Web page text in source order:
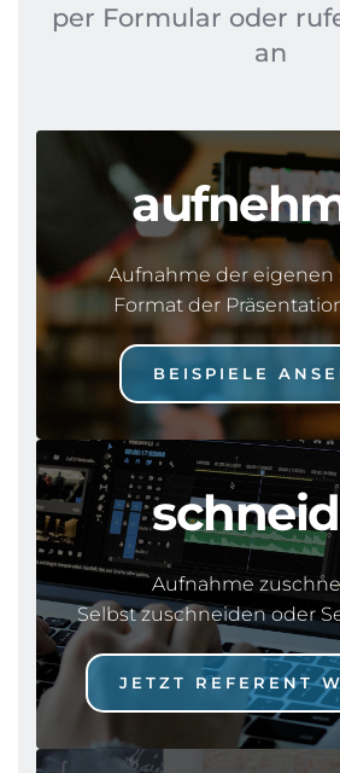
per Formular oder
an
Aufnahme der eigenen
Format der
BEISPIELE
Aufnahme
Selbst zuschneiden oder
JETZT REFERENT